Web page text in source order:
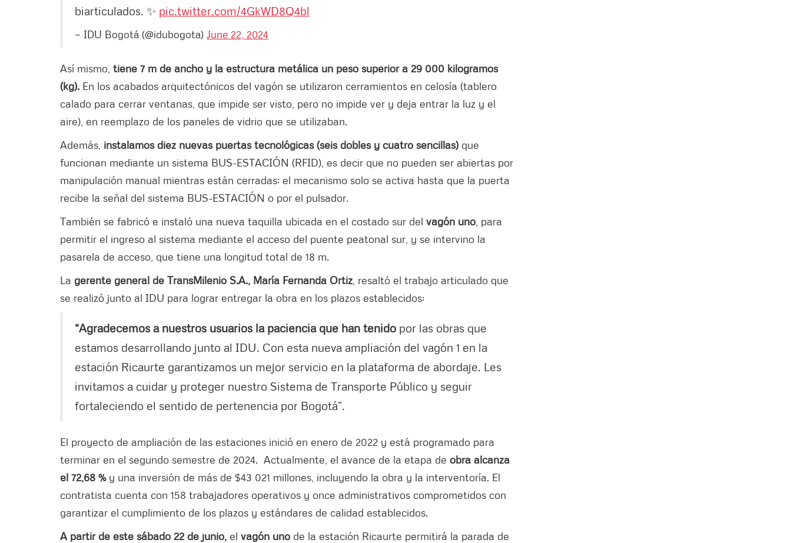
biarticulados. ✨ pic.twitter.com/4GkWD8Q4bl
— IDU Bogotá (@idubogota) June 22, 2024
Así mismo, tiene 7 m de ancho y la estructura metálica un peso superior a 29 000 kilogramos
(kg). En los acabados arquitectónicos del vagón se utilizaron cerramientos en celosía (tablero
calado para cerrar ventanas, que impide ser visto, pero no impide ver y deja entrar la luz y el
aire), en reemplazo de los paneles de vidrio que se utilizaban.
Además, instalamos diez nuevas puertas tecnológicas (seis dobles y cuatro sencillas) que
funcionan mediante un sistema BUS-ESTACIÓN (RFID), es decir que no pueden ser abiertas por
manipulación manual mientras están cerradas; el mecanismo solo se activa hasta que la puerta
recibe la señal del sistema BUS-ESTACIÓN o por el pulsador.
También se fabricó e instaló una nueva taquilla ubicada en el costado sur del vagón uno , para
permitir el ingreso al sistema mediante el acceso del puente peatonal sur, y se intervino la
pasarela de acceso, que tiene una longitud total de 18 m.
La gerente general de TransMilenio S.A., María Fernanda Ortiz , resaltó el trabajo articulado que
se realizó junto al IDU para lograr entregar la obra en los plazos establecidos:
“Agradecemos a nuestros usuarios la paciencia que han tenido por las obras que
estamos desarrollando junto al IDU. Con esta nueva ampliación del vagón 1 en la
estación Ricaurte garantizamos un mejor servicio en la plataforma de abordaje. Les
invitamos a cuidar y proteger nuestro Sistema de Transporte Público y seguir
fortaleciendo el sentido de pertenencia por Bogotá”.
El proyecto de ampliación de las estaciones inició en enero de 2022 y está programado para
terminar en el segundo semestre de 2024. Actualmente, el avance de la etapa de obra alcanza
el 72,68 % y una inversión de más de $43 021 millones, incluyendo la obra y la interventoría. El
contratista cuenta con 158 trabajadores operativos y once administrativos comprometidos con
garantizar el cumplimiento de los plazos y estándares de calidad establecidos.
A partir de este sábado 22 de junio, el vagón uno de la estación Ricaurte permitirá la parada de